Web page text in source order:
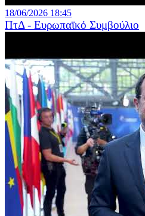
18/06/2026 18:45
ΠτΔ - Ευρωπαϊκό Συμβούλιο